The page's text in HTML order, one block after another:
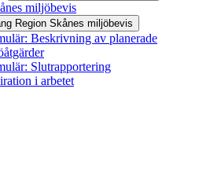
miljöbevis
Region Skånes miljöbevis
Beskrivning av planerade
Slutrapportering
i arbetet